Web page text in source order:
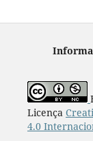
Licença
4.0